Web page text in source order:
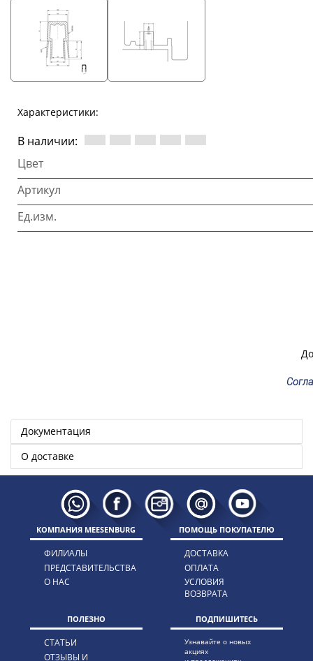
Характеристики:
В наличии:
Цвет
Артикул
Ед.изм.
Документация
О доставке
КОМПАНИЯ MEESENBURG
ФИЛИАЛЫ
ПРЕДСТАВИТЕЛЬСТВА
О НАС
ПОМОЩЬ ПОКУПАТЕЛЮ
ДОСТАВКА
ОПЛАТА
УСЛОВИЯ
ВОЗВРАТА
ПОЛЕЗНО
СТАТЬИ
ОТЗЫВЫ И
ПОДПИШИТЕСЬ
Узнавайте о новых
акциях